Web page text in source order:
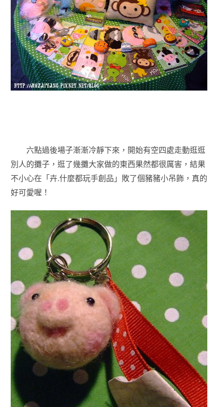
六點過後場子漸漸冷靜下來，開始有空四處走動逛逛
別人的攤子，逛了幾攤大家做的東西果然都很厲害，結果
不小心在「卉.什麼都玩手創品」敗了個豬豬小吊飾，真的
好可愛喔！